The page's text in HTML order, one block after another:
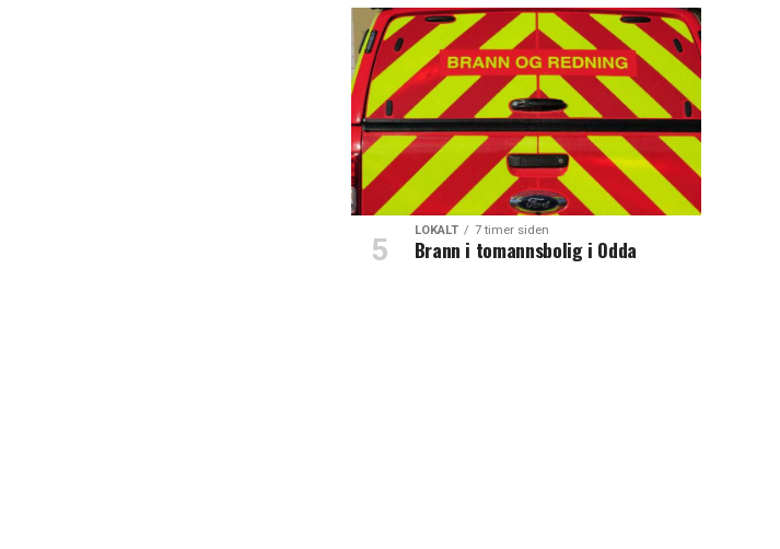
LOKALT 7 timer siden
Brann i tomannsbolig i Odda